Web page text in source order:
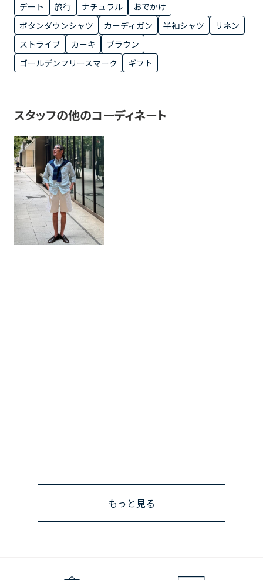
デート
旅行 ナチュラル
おでかけ
ボタンダウンシャツ
カーディガン 半袖シャツ
リネン
ストライプ
カーキ
ブラウン
ゴールデンフリースマーク
ギフト
スタッフの他のコーディネート
もっと見る